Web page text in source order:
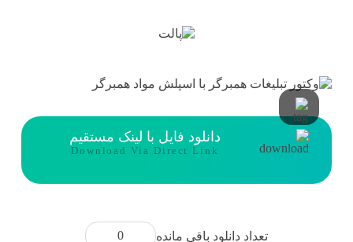
دانلود فایل با لینک مستقیم
Download Via Direct Link
تعداد دانلود باقی مانده 0